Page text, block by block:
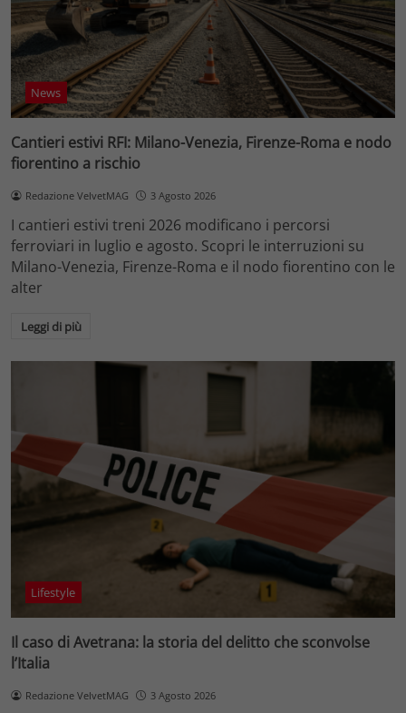
News
Cantieri estivi RFI: Milano-Venezia, Firenze-Roma e nodo
fiorentino a rischio
Redazione VelvetMAG 3 Agosto 2026
I cantieri estivi treni 2026 modificano i percorsi
ferroviari in luglio e agosto. Scopri le interruzioni su
Milano-Venezia, Firenze-Roma e il nodo fiorentino con le
alter
Leggi di più
Lifestyle
Il caso di Avetrana: la storia del delitto che sconvolse
l’Italia
Redazione VelvetMAG 3 Agosto 2026